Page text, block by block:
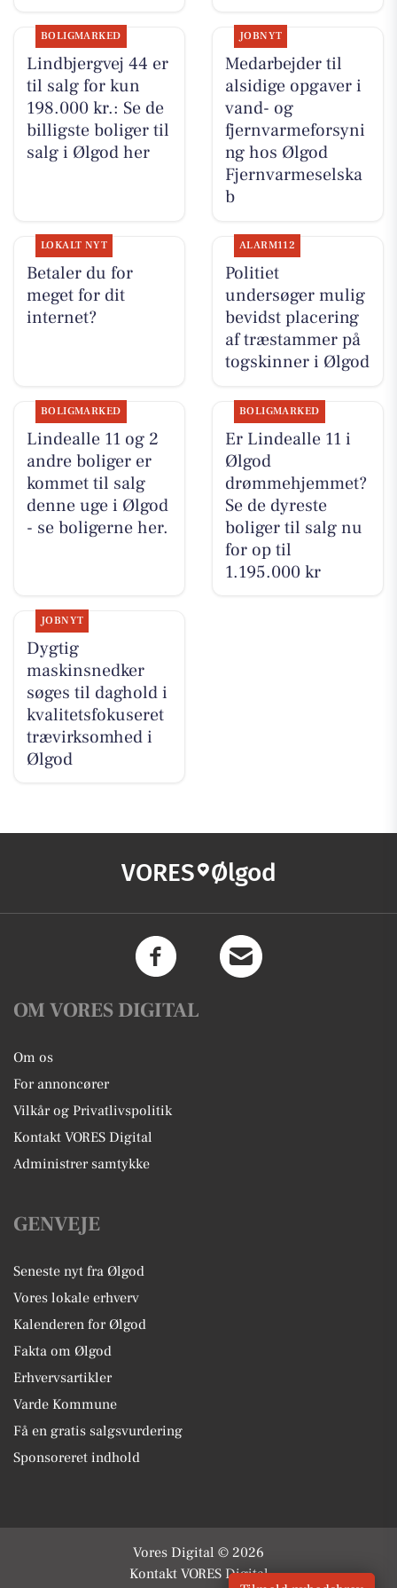
BOLIGMARKED
Lindbjergvej 44 er
til salg for kun
198.000 kr.: Se de
billigste boliger til
salg i Ølgod her
JOBNYT
Medarbejder til
alsidige opgaver i
vand- og
fjernvarmeforsyni
ng hos Ølgod
Fjernvarmeselska
b
LOKALT NYT
Betaler du for
meget for dit
internet?
ALARM112
Politiet
undersøger mulig
bevidst placering
af træstammer på
togskinner i Ølgod
BOLIGMARKED
Lindealle 11 og 2
andre boliger er
kommet til salg
denne uge i Ølgod
- se boligerne her.
BOLIGMARKED
Er Lindealle 11 i
Ølgod
drømmehjemmet?
Se de dyreste
boliger til salg nu
for op til
1.195.000 kr
JOBNYT
Dygtig
maskinsnedker
søges til daghold i
kvalitetsfokuseret
trævirksomhed i
Ølgod
VORES Ølgod
OM VORES DIGITAL
Om os
For annoncører
Vilkår og Privatlivspolitik
Kontakt VORES Digital
Administrer samtykke
GENVEJE
Seneste nyt fra Ølgod
Vores lokale erhverv
Kalenderen for Ølgod
Fakta om Ølgod
Erhvervsartikler
Varde Kommune
Få en gratis salgsvurdering
Sponsoreret indhold
Vores Digital © 2026
Kontakt VORES Digital